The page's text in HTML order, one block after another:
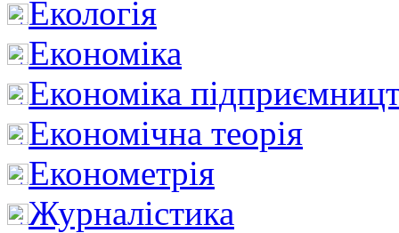
Екологія
Економіка
Економіка
Економічна теорія
Економетрія
Журналістика